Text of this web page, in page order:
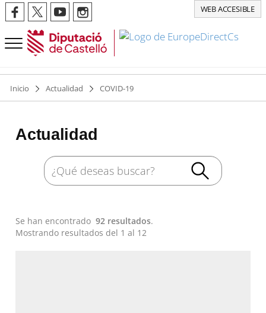
WEB ACCESIBLE
Inicio Actualidad COVID-19
Actualidad
Se han encontrado92 resultados.
Mostrando resultados del 1 al 12